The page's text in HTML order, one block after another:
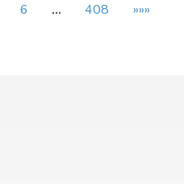
6 … 408 »»»